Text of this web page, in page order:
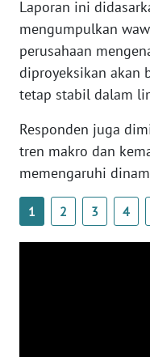
Laporan ini
mengumpulkan
perusahaan
diproyeksikan akan
tetap stabil dalam
Responden juga
tren makro dan
memengaruhi
1 2 3 4
WN
BANTEN
WN
NTT
WN
PAPUA
WN